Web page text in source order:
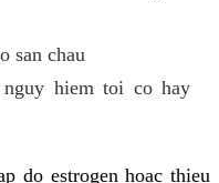
san chau
hiem toi co hay
do estrogen hoac thieu